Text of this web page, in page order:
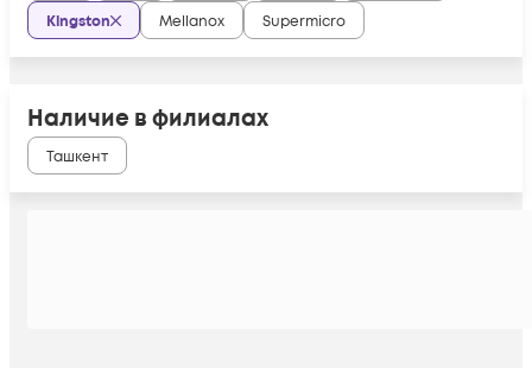
Kingston
Mellanox Supermicro
Наличие в филиалах
Ташкент